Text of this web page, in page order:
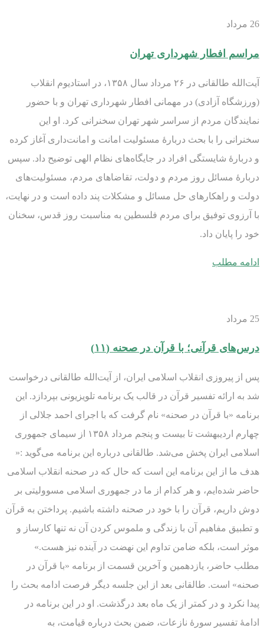
26 مرداد
مراسم افطار شهرداری تهران
آیت‌الله طالقانی در ۲۶ مرداد سال ۱۳۵۸، در استادیوم انقلاب
(ورزشگاه آزادی) در مهمانی افطار شهرداری تهران و با حضور
نمایندگان مردم از سراسر شهر تهران سخنرانی کرد. او این
سخنرانی را با بحث دربارۀ مسئولیت امانت و امانت‌داری آغاز کرده
و دربارۀ شایستگی افراد در جایگاه‌های نظام الهی توضیح داد. سپس
دربارۀ مسائل روز مردم و دولت، تقاضاهای مردم، مسئولیت‌های
دولت و راهکارهای حل مسائل و مشکلات پند داده است و در نهایت،
با آرزوی توفیق برای مردم فلسطین به مناسبت روز قدس، سخنان
خود را پایان داد.
ادامه مطلب
25 مرداد
درس‌های قرآنی؛ با قرآن در صحنه (۱۱)
پس از پیروزی انقلاب اسلامی ایران، از آیت‌الله طالقانی درخواست
شد به ارائه تفسیر قرآن در قالب یک برنامه تلویزیونی بپردازد. این
برنامه «با قرآن در صحنه» نام گرفت که با اجرای احمد جلالی از
چهارم اردیبهشت تا بیست و پنجم مرداد ۱۳۵۸ از سیمای جمهوری
اسلامی ایران پخش می‌شد. طالقانی درباره این برنامه می‌گوید :«
هدف ما از این برنامه این است که حال که در صحنه انقلاب اسلامی
حاضر شده‌ایم، و هر کدام از ما در جمهوری اسلامی مسوولیتی بر
دوش داریم، قرآن را با خود در صحنه داشته باشیم. پرداختن به قرآن
و تطبیق مفاهیم آن با زندگی و ملموس کردن آن نه تنها کارساز و
موثر است، بلکه ضامن تداوم این نهضت در آینده نیز هست.»
مطلب حاضر، یازدهمین و آخرین قسمت از برنامه «با قرآن در
صحنه» است. طالقانی بعد از این جلسه دیگر فرصت ادامه بحث را
پیدا نکرد و در کمتر از یک ماه بعد درگذشت. او در این برنامه در
ادامۀ تفسیر سورۀ نازعات، ضمن بحث درباره قیامت، به